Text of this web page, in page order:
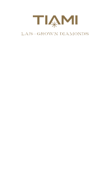
Zpět
Zpět